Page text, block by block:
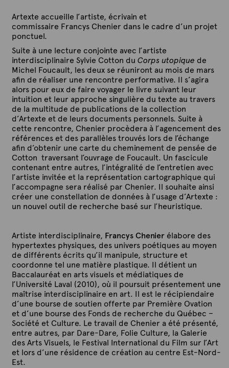
Artexte accueille l’artiste, écrivain et
commissaire Francys Chenier dans le cadre d’un projet
ponctuel.
Suite à une lecture conjointe avec l’artiste
interdisciplinaire Sylvie Cotton du Corps utopique de
Michel Foucault, les deux se réuniront au mois de mars
afin de réaliser une rencontre performative. Il s’agira
alors pour eux de faire voyager le livre suivant leur
intuition et leur approche singulière du texte au travers
de la multitude de publications de la collection
d’Artexte et de leurs documents personnels. Suite à
cette rencontre, Chenier procèdera à l’agencement des
références et des parallèles trouvés lors de l’échange
afin d’obtenir une carte du cheminement de pensée de
Cotton traversant l’ouvrage de Foucault. Un fascicule
contenant entre autres, l’intégralité de l’entretien avec
l’artiste invitée et la représentation cartographique qui
l’accompagne sera réalisé par Chenier. Il souhaite ainsi
créer une constellation de données à l’usage d’Artexte :
un nouvel outil de recherche basé sur l’heuristique.
Artiste interdisciplinaire, Francys Chenierélabore des
hypertextes physiques, des univers poétiques au moyen
de différents écrits qu’il manipule, structure et
coordonne tel une matière plastique. Il détient un
Baccalauréat en arts visuels et médiatiques de
l’Université Laval (2010), où il poursuit présentement une
maîtrise interdisciplinaire en art. Il est le récipiendaire
d’une bourse de soutien offerte par Première Ovation
et d’une bourse des Fonds de recherche du Québec –
Société et Culture. Le travail de Chenier a été présenté,
entre autres, par Dare-Dare, Folie Culture, la Galerie
des Arts Visuels, le Festival International du Film sur l’Art
et lors d’une résidence de création au centre Est-Nord-
Est.